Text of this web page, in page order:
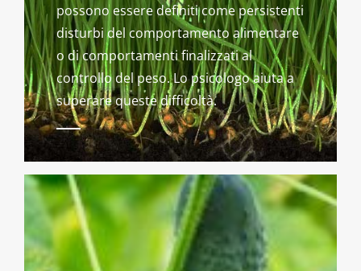
possono essere definiti come persistenti
disturbi del comportamento alimentare
o di comportamenti finalizzati al
controllo del peso. Lo psicologo aiuta a
superare queste difficoltà.